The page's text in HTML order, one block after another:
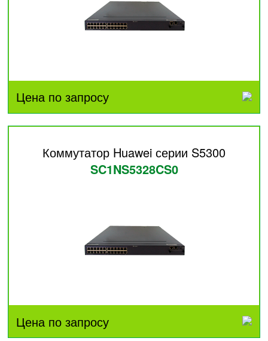
Цена по запросу
Коммутатор Huawei серии S5300
SC1NS5328CS0
Цена по запросу